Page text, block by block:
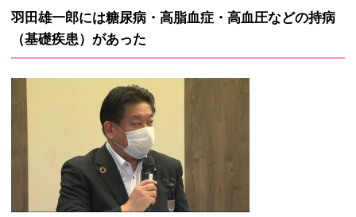
羽田雄一郎には糖尿病・高脂血症・高血圧などの持病
（基礎疾患）があった